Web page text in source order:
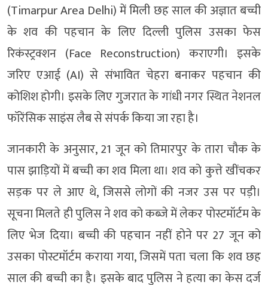
(Timarpur Area Delhi) में मिली छह साल की अज्ञात बच्ची
के शव की पहचान के लिए दिल्ली पुलिस उसका फेस
रिकंस्ट्रक्शन (Face Reconstruction) कराएगी। इसके
जरिए एआई (AI) से संभावित चेहरा बनाकर पहचान की
कोशिश होगी। इसके लिए गुजरात के गांधी नगर स्थित नेशनल
फॉरेंसिक साइंस लैब से संपर्क किया जा रहा है।
जानकारी के अनुसार, 21 जून को तिमारपुर के तारा चौक के
पास झाड़ियों में बच्ची का शव मिला था। शव को कुत्ते खींचकर
सड़क पर ले आए थे, जिससे लोगों की नजर उस पर पड़ी।
सूचना मिलते ही पुलिस ने शव को कब्जे में लेकर पोस्टमॉर्टम के
लिए भेज दिया। बच्ची की पहचान नहीं होने पर 27 जून को
उसका पोस्टमॉर्टम कराया गया, जिसमें पता चला कि शव छह
साल की बच्ची का है। इसके बाद पुलिस ने हत्या का केस दर्ज